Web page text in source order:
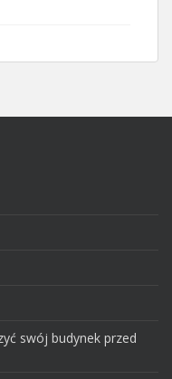
swój budynek przed